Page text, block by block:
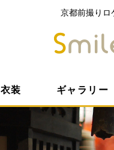
京都前撮りロ
衣装 ギャラリー